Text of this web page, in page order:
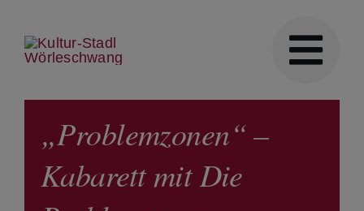
content
„Problemzonen“ –
Kabarett mit Die